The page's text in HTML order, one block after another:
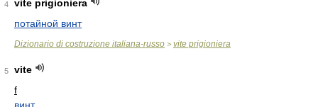
4
vite prigioniera
потайной винт
Dizionario di costruzione italiana-russo > vite prigioniera
5
vite
f